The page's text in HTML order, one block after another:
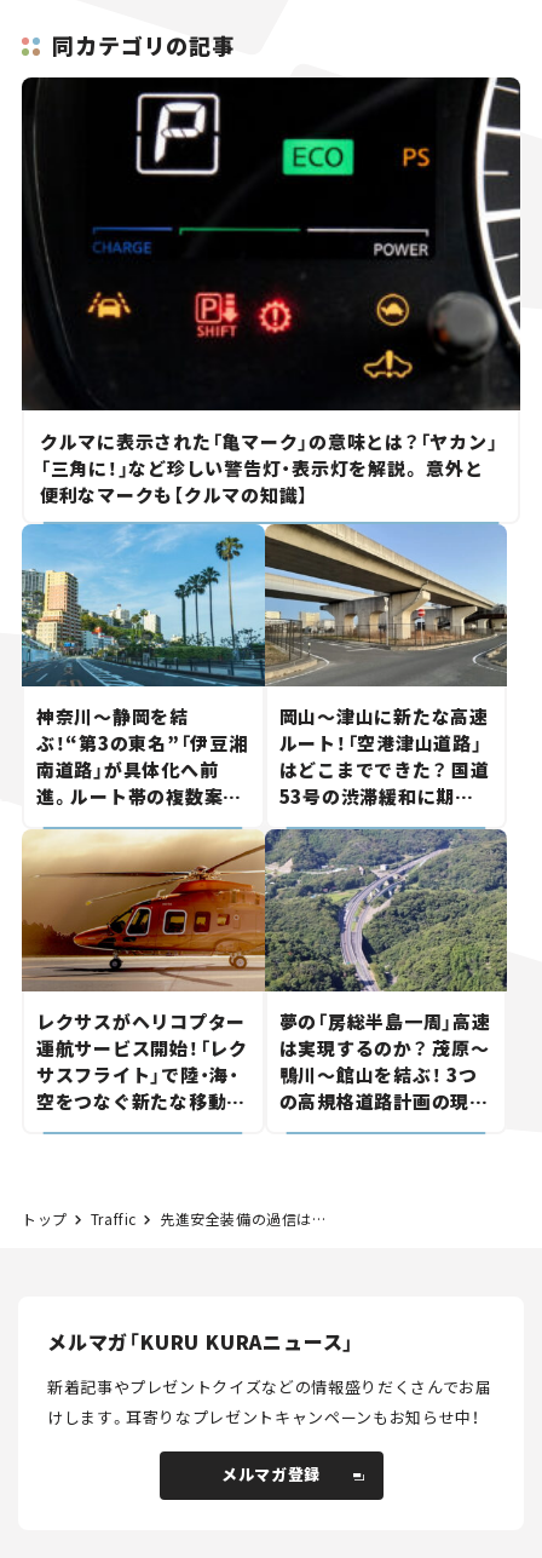
同カテゴリの記事
クルマに表示された「亀マーク」の意味とは？「ヤカン」
「三角に！」など珍しい警告灯・表示灯を解説。 意外と
便利なマークも【クルマの知識】
神奈川～静岡を結
ぶ！“第3の東名”「伊豆湘
南道路」が具体化へ前
進。ルート帯の複数案検
討へ。熱海まで信号ゼロ
が実現？ 【いま気になる
道路計画】
岡山～津山に新たな高速
ルート！「空港津山道路」
はどこまでできた？ 国道
53号の渋滞緩和に期待。
岡山市側でも動きが【い
ま気になる道路計画】
レクサスがヘリコプター
運航サービス開始！「レク
サスフライト」で陸・海・
空をつなぐ新たな移動体
験とは
夢の「房総半島一周」高速
は実現するのか？ 茂原～
鴨川～館山を結ぶ！ 3つ
の高規格道路計画の現
状。「館山鴨川道路」で検
トップ Traffic 先進安全装備の過信はやっぱり禁物。JAMAの無料冊子『安全すてきなカーライフPASSPORT 2019-2020』【PR】
メルマガ「KURU KURAニュース」
新着記事やプレゼントクイズなどの情報盛りだくさんでお届
けします。耳寄りなプレゼントキャンペーンもお知らせ中！
メルマガ登録